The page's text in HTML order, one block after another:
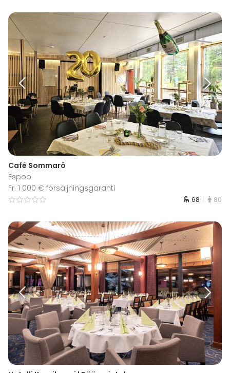
Café Sommarö
Espoo
Fr. 1 000 € försäljningsgaranti
68 80